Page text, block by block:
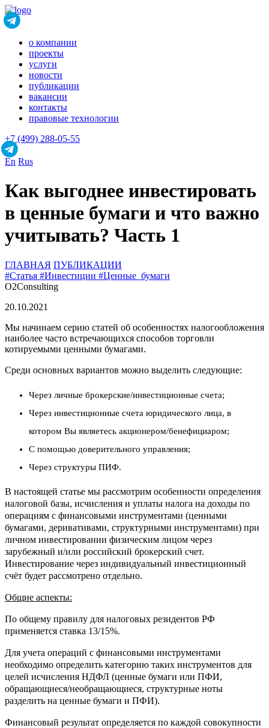
о компании
проекты
услуги
новости
публикации
вакансии
контакты
правовые технологии
+7 (499) 288-05-55
En Rus
Как выгоднее инвестировать
в ценные бумаги и что важно
учитывать? Часть 1
ГЛАВНАЯ ПУБЛИКАЦИИ
#Статья #Инвестиции #Ценные_бумаги
O2Consulting
20.10.2021
Мы начинаем серию статей об особенностях налогообложения
наиболее часто встречающихся способов торговли
котируемыми ценными бумагами.
Среди основных вариантов можно выделить следующие:
Через личные брокерские/инвестиционные счета;
Через инвестиционные счета юридического лица, в
котором Вы являетесь акционером/бенефициаром;
С помощью доверительного управления;
Через структуры ПИФ.
В настоящей статье мы рассмотрим особенности определения
налоговой базы, исчисления и уплаты налога на доходы по
операциям с финансовыми инструментами (ценными
бумагами, деривативами, структурными инструментами) при
личном инвестировании физическим лицом через
зарубежный и/или российский брокерский счет.
Инвестирование через индивидуальный инвестиционный
счёт будет рассмотрено отдельно.
Общие аспекты:
По общему правилу для налоговых резидентов РФ
применяется ставка 13/15%.
Для учета операций с финансовыми инструментами
необходимо определить категорию таких инструментов для
целей исчисления НДФЛ (ценные бумаги или ПФИ,
обращающиеся/необращающиеся, структурные ноты
разделить на ценные бумаги и ПФИ).
Финансовый результат определяется по каждой совокупности